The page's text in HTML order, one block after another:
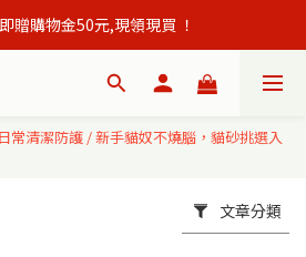
訂單滿500元免運出貨！
贈購物金50元,現領現買 ！
訂單滿500元免運出貨！
常清潔防護 /新手貓奴不燒腦，貓砂挑選入
文章分類